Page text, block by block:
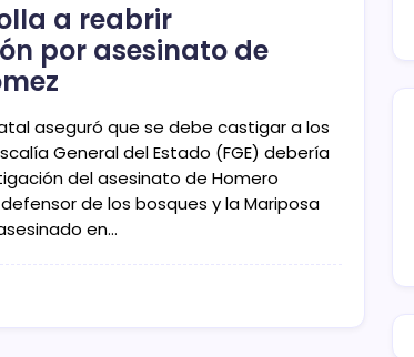
a reabrir
por asesinato de
aseguró que se debe castigar a los
General del Estado (FGE) debería
del asesinato de Homero
de los bosques y la Mariposa
en…